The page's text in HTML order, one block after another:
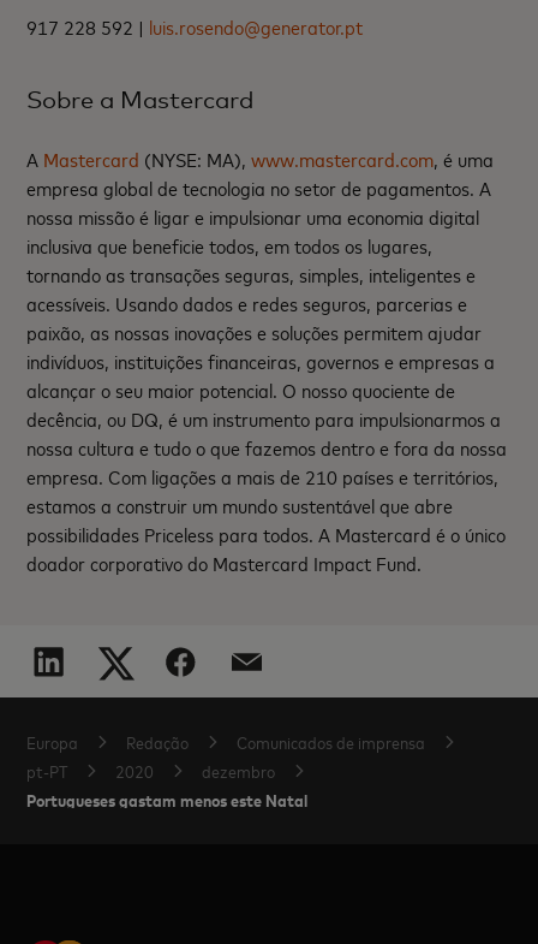
917 228 592 | luis.rosendo@generator.pt
Sobre a Mastercard
A Mastercard (NYSE: MA),www.mastercard.com, é uma
empresa global de tecnologia no setor de pagamentos. A
nossa missão é ligar e impulsionar uma economia digital
inclusiva que beneficie todos, em todos os lugares,
tornando as transações seguras, simples, inteligentes e
acessíveis. Usando dados e redes seguros, parcerias e
paixão, as nossas inovações e soluções permitem ajudar
indivíduos, instituições financeiras, governos e empresas a
alcançar o seu maior potencial. O nosso quociente de
decência, ou DQ, é um instrumento para impulsionarmos a
nossa cultura e tudo o que fazemos dentro e fora da nossa
empresa. Com ligações a mais de 210 países e territórios,
estamos a construir um mundo sustentável que abre
possibilidades Priceless para todos. A Mastercard é o único
doador corporativo do Mastercard Impact Fund.
Europa Redação
Comunicados de imprensa
pt-PT
2020 dezembro
Portugueses gastam menos este Natal